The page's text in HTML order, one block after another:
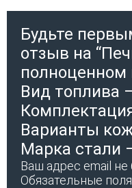
Будьте
отзыв на
полноценном
Вид топлива
Варианты
Марка стали
Ваш адрес email не
Обязательные